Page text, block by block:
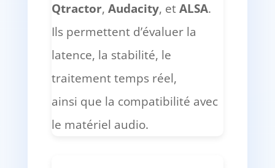
Qtractor,Audacity, etALSA.
Ils permettent d’évaluer la
latence, la stabilité, le
traitement temps réel,
ainsi que la compatibilité avec
le matériel audio.